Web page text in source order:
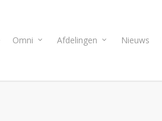
Omni Afdelingen Nieuws